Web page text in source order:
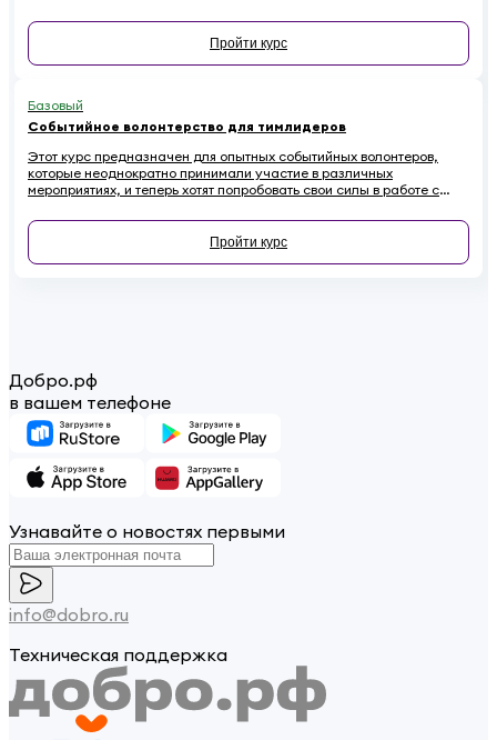
Пройти курс
Базовый
Событийное волонтерство для тимлидеров
Этот курс предназначен для опытных событийных волонтеров,
которые неоднократно принимали участие в различных
мероприятиях, и теперь хотят попробовать свои силы в работе с
Пройти курс
Добро.рф
в вашем телефоне
Узнавайте о новостях первыми
info@dobro.ru
Техническая поддержка